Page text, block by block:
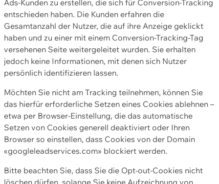
Ads-Kunden zu erstellen, die sich für Conversion-Tracking
entschieden haben. Die Kunden erfahren die
Gesamtanzahl der Nutzer, die auf ihre Anzeige geklickt
haben und zu einer mit einem Conversion-Tracking-Tag
versehenen Seite weitergeleitet wurden. Sie erhalten
jedoch keine Informationen, mit denen sich Nutzer
persönlich identifizieren lassen.
Möchten Sie nicht am Tracking teilnehmen, können Sie
das hierfür erforderliche Setzen eines Cookies ablehnen –
etwa per Browser-Einstellung, die das automatische
Setzen von Cookies generell deaktiviert oder Ihren
Browser so einstellen, dass Cookies von der Domain
«googleleadservices.com» blockiert werden.
Bitte beachten Sie, dass Sie die Opt-out-Cookies nicht